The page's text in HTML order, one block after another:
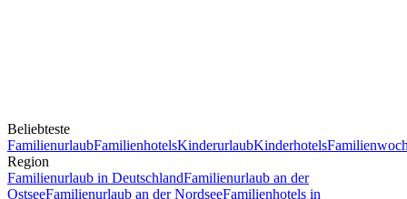
Beliebteste
FamilienurlaubFamilienhotelsKinderurlaubKinderhotels
Region
Familienurlaub in DeutschlandFamilienurlaub an der
OstseeFamilienurlaub an der NordseeFamilienhotels in